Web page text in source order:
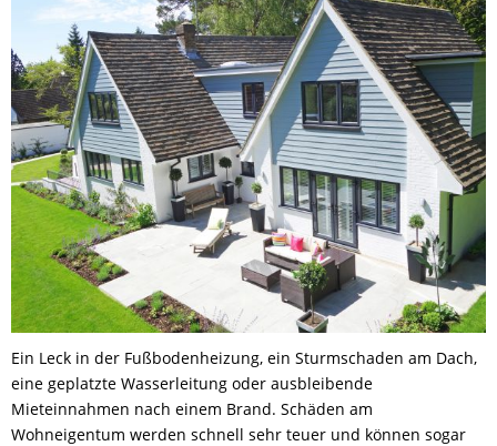
Ein Leck in der Fußbodenheizung, ein Sturmschaden am Dach,
eine geplatzte Wasserleitung oder ausbleibende
Mieteinnahmen nach einem Brand. Schäden am
Wohneigentum werden schnell sehr teuer und können sogar